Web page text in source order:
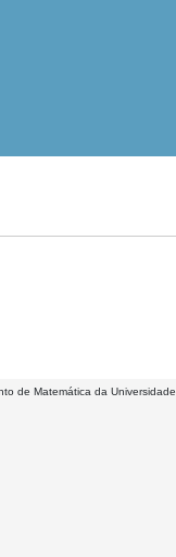
de Matemática da Universidade